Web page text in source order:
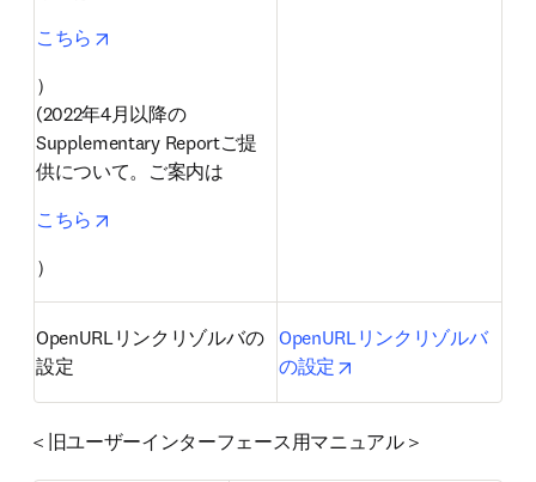
こちら
）
(2022年4月以降の
Supplementary Reportご提
供について。ご案内は
こちら
）
OpenURLリンクリゾルバの
設定
OpenURLリンクリゾルバ
の設定
＜旧ユーザーインターフェース用マニュアル＞